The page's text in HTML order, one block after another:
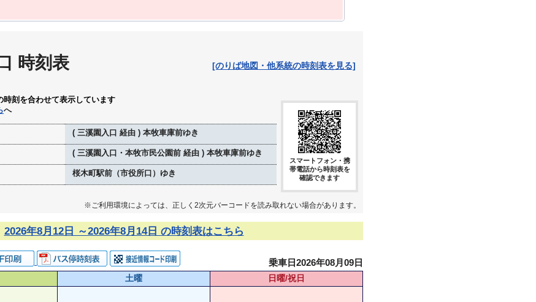
時刻表 [のりば地図・他系統の時刻表を見る]
刻を合わせて表示しています
へ
( 三溪園入口 経由 ) 本牧車庫前ゆき
( 三溪園入口・本牧市民公園前 経由 ) 本牧車庫前ゆき
桜木町駅前（市役所口）ゆき
スマートフォン・携
帯電話から時刻表を
確認できます
※ご利用環境によっては、正しく2次元バーコードを読み取れない場合があります。
2026年8月12日 ～2026年8月14日 の時刻表はこちら
乗車日2026年08月09日
土曜
日曜/祝日